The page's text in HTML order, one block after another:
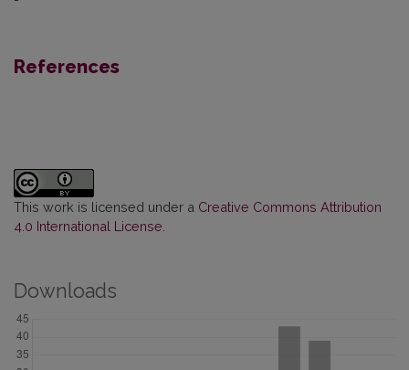
References
This work is licensed under a Creative Commons Attribution
4.0 International License
Downloads